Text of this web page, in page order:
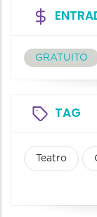
GRATUITO
TAG
Teatro